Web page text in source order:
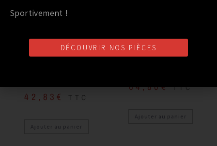
AVX MX-5 TOUS TYPES
1990-2005 MAITRE
42,83 € TTC
Ajouter au panier
AVX MX-5 TOUS TYPES
1990-2005 (VOLANT A
64,80€ TTC
Ajouter au panier
Sportivement !
DÉCOUVRIR NOS PIÈCES